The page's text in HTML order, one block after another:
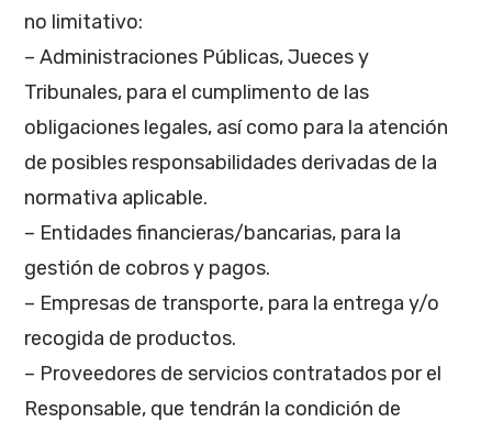
no limitativo:
– Administraciones Públicas, Jueces y
Tribunales, para el cumplimento de las
obligaciones legales, así como para la atención
de posibles responsabilidades derivadas de la
normativa aplicable.
– Entidades financieras/bancarias, para la
gestión de cobros y pagos.
– Empresas de transporte, para la entrega y/o
recogida de productos.
– Proveedores de servicios contratados por el
Responsable, que tendrán la condición de